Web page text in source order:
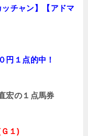
ッチャン】【アドマ
円１点的中！
宏の１点馬券
１)